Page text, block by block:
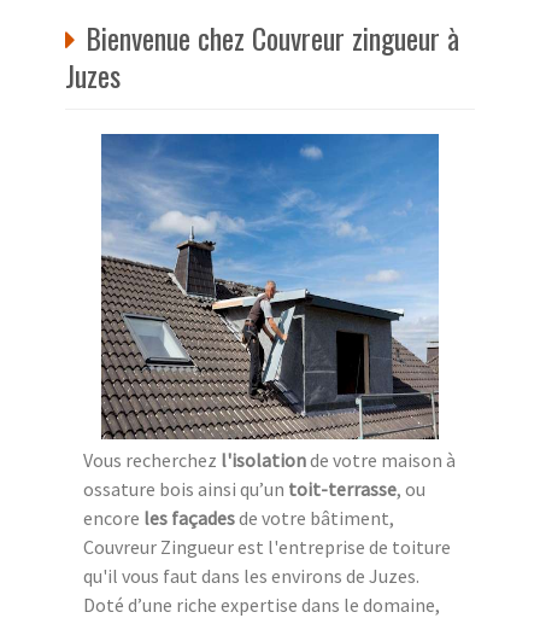
Bienvenue chez Couvreur zingueur à
Juzes
Vous recherchez l'isolationde votre maison à
ossature bois ainsi qu’un toit-terrasse, ou
encore les façadesde votre bâtiment,
Couvreur Zingueur est l'entreprise de toiture
qu'il vous faut dans les environs de Juzes.
Doté d’une riche expertise dans le domaine,